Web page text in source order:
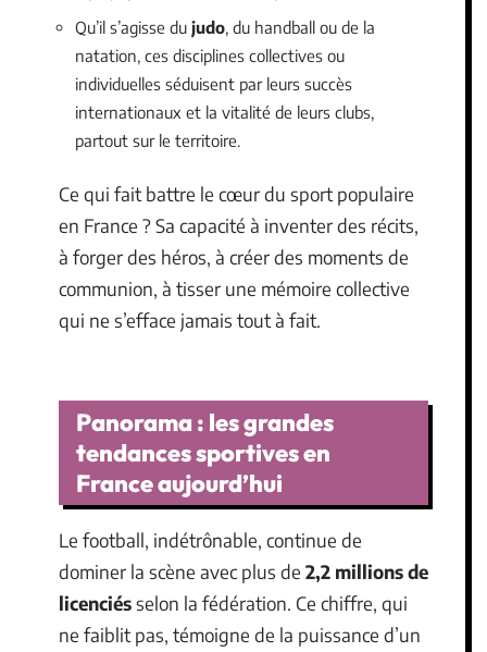
Qu’il s’agisse du judo , du handball ou de la
natation, ces disciplines collectives ou
individuelles séduisent par leurs succès
internationaux et la vitalité de leurs clubs,
partout sur le territoire.
Ce qui fait battre le cœur du sport populaire
en France ? Sa capacité à inventer des récits,
à forger des héros, à créer des moments de
communion, à tisser une mémoire collective
qui ne s’efface jamais tout à fait.
Panorama : les grandes
tendances sportives en
France aujourd’hui
Le football, indétrônable, continue de
dominer la scène avec plus de 2,2 millions de
licenciésselon la fédération. Ce chiffre, qui
ne faiblit pas, témoigne de la puissance d’un